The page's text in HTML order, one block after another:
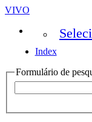
VIVO
Index
Formulário de